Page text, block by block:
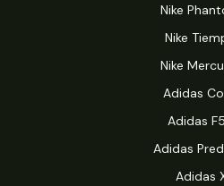
Nike
Nike
Nike
Adidas
Adidas
Adidas
Adidas